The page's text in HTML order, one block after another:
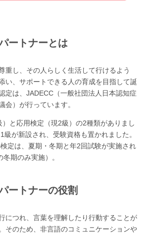
ートナーとは
重し、その人らしく生活して行けるよう
い、サポートできる人の育成を目指して誕
定は、JADECC（一般社団法人日本認知症
会）が行っています。
）と応用検定（現2級）の2種類がありまし
級が新設され、受験資格も置かれました。
定は、夏期・冬期と年2回試験が実施され
期のみ実施）。
ートナーの役割
につれ、言葉を理解したり行動することが
そのため、非言語のコミュニケーションや